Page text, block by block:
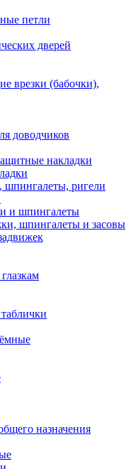
петли
дверей
врезки (бабочки),
доводчиков
накладки
шпингалеты, ригели
и шпингалеты
шпингалеты и засовы
назначения